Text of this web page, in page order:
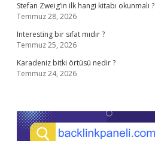
Stefan Zweig’in ilk hangi kitabı okunmalı ?
Temmuz 28, 2026
Interesting bir sıfat mıdır ?
Temmuz 25, 2026
Karadeniz bitki örtüsü nedir ?
Temmuz 24, 2026